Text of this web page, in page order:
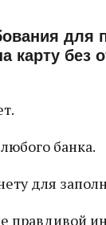
для
карту без
банка.
для
правдивой